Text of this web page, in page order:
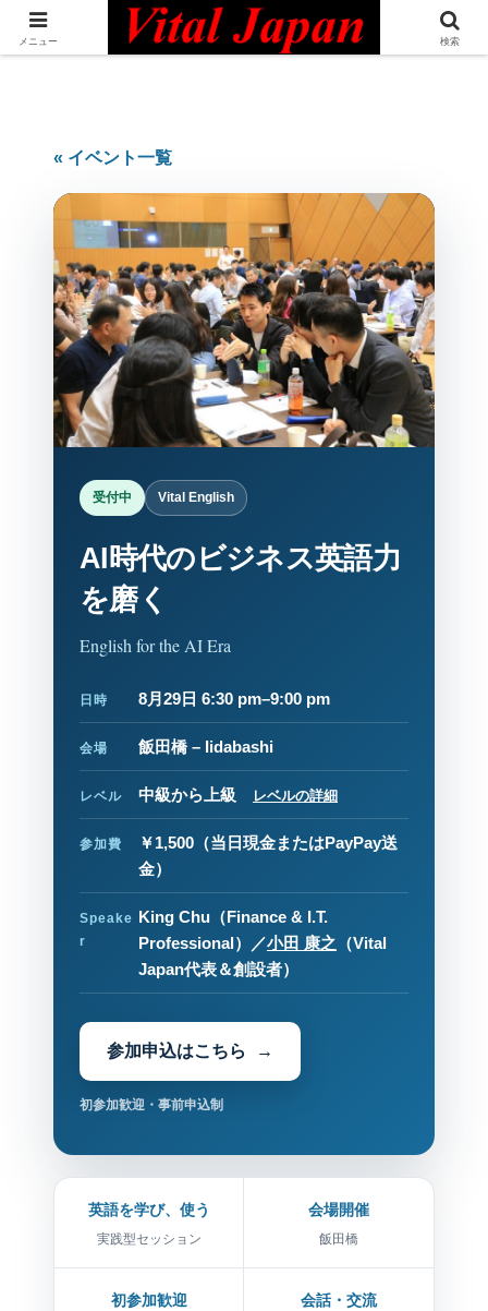
日本最大級の英語コミュニティ・Bilingual Professionals Network
« イベント一覧
受付中 Vital English
AI時代のビジネス英語力
を磨く
English for the AI Era
日時 8月29日 6:30 pm–9:00 pm
会場 飯田橋 – Iidabashi
レベル 中級から上級 レベルの詳細
参加費 ￥1,500 （当日現金またはPayPay送
金）
Speake
r
King Chu（Finance & I.T.
Professional）／小田 康之 （Vital
Japan代表＆創設者）
参加申込はこちら
初参加歓迎・事前申込制
英語を学び、使う
実践型セッション
会場開催
飯田橋
初参加歓迎 会話・交流
メニュー 検索